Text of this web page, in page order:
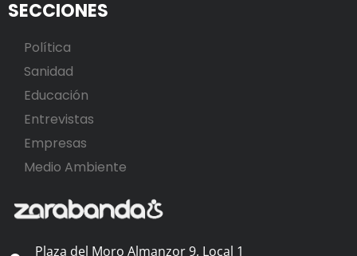
SECCIONES
Política
Sanidad
Educación
Entrevistas
Empresas
Medio Ambiente
Plaza del Moro Almanzor 9, Local 1